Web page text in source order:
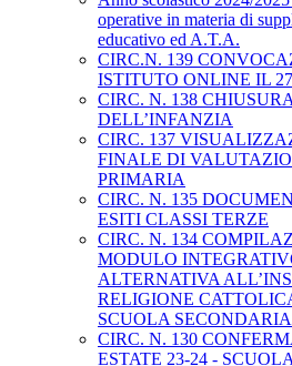
operative in materia di
educativo ed A.T.A.
CIRC.N. 139
ISTITUTO ONLINE IL
CIRC. N. 138
DELL’INFANZIA
CIRC. 137
FINALE DI
PRIMARIA
CIRC. N. 135
ESITI CLASSI TERZE
CIRC. N. 134
MODULO
ALTERNATIVA
RELIGIONE
SCUOLA SECONDARIA
CIRC. N. 130
ESTATE 23-24 -